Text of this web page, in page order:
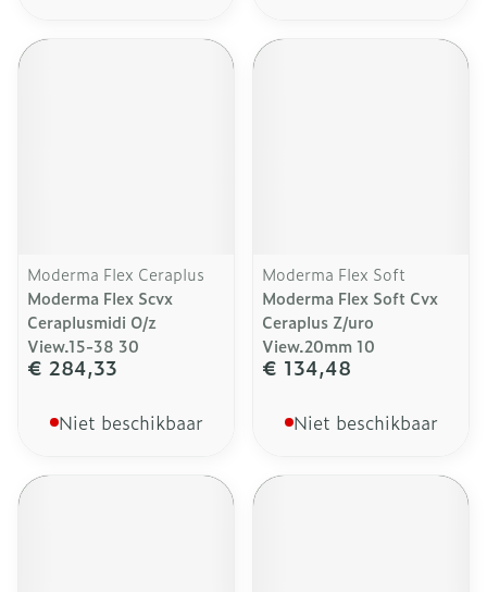
Moderma Flex Ceraplus
Moderma Flex Scvx
Ceraplusmidi O/z
View.15-38 30
€ 284,33
Niet beschikbaar
Moderma Flex Soft
Moderma Flex Soft Cvx
Ceraplus Z/uro
View.20mm 10
€ 134,48
Niet beschikbaar